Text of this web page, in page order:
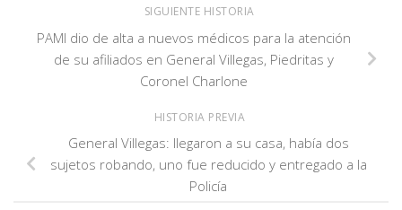
SIGUIENTE HISTORIA
PAMI dio de alta a nuevos médicos para la atención
de su afiliados en General Villegas, Piedritas y
Coronel Charlone
HISTORIA PREVIA
General Villegas: llegaron a su casa, había dos
sujetos robando, uno fue reducido y entregado a la
Policía